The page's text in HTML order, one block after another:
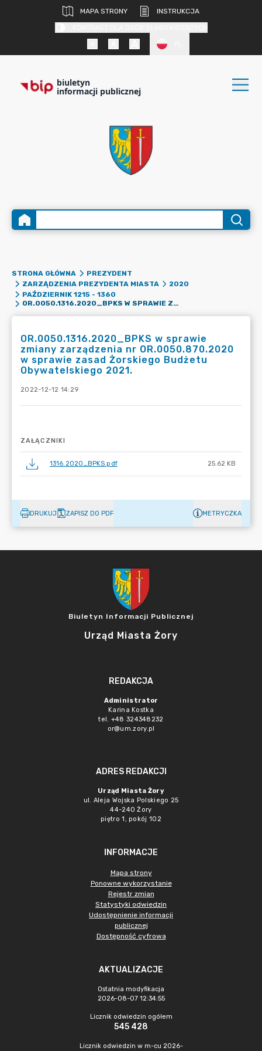
MAPA STRONY
INSTRUKCJA
biuletyn
informacji publicznej
STRONA GŁÓWNA
PREZYDENT
ZARZĄDZENIA PREZYDENTA MIASTA
2020
PAŹDZIERNIK 1215 - 1360
OR.0050.1316.2020_BPKS W SPRAWIE ZMIANY ZARZĄDZENIA NR OR.0050.870.2020 W SPRAWIE ZASAD ŻORSKIEGO BUDŻETU OBYWATELSKIEGO 2021.
OR.0050.1316.2020_BPKS w sprawie
zmiany zarządzenia nr OR.0050.870.2020
w sprawie zasad Żorskiego Budżetu
Obywatelskiego 2021.
2022-12-12 14:29
ZAŁĄCZNIKI
1316.2020_BPKS.pdf 25.62 KB
DRUKUJ ZAPISZ DO PDF METRYCZKA
Biuletyn Informacji Publicznej
Urząd Miasta Żory
REDAKCJA
Administrator
Karina Kostka
tel. +48 324348232
or@um.zory.pl
ADRES REDAKCJI
Urząd Miasta Żory
ul. Aleja Wojska Polskiego 25
44-240 Żory
piętro 1, pokój 102
INFORMACJE
Mapa strony
Ponowne wykorzystanie
Rejestr zmian
Statystyki odwiedzin
Udostępnienie informacji
publicznej
Dostępność cyfrowa
AKTUALIZACJE
Ostatnia modyfikacja
2026-08-07 12:34:55
Licznik odwiedzin ogółem
545 428
Licznik odwiedzin w m-cu 2026-